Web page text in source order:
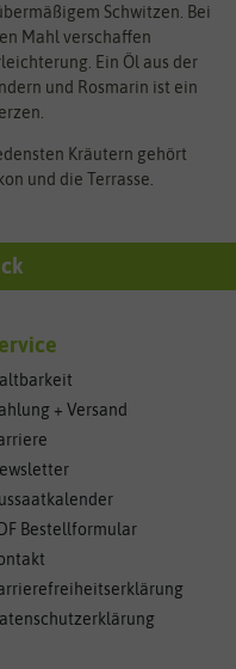
Schwitzen. Bei
Mahl verschaffen
Ein Öl aus der
und Rosmarin ist ein
Kräutern gehört
und die Terrasse.
+ Versand
Bestellformular